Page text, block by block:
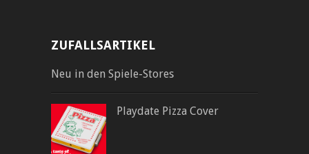
ZUFALLSARTIKEL
Neu in den Spiele-Stores
Playdate Pizza Cover